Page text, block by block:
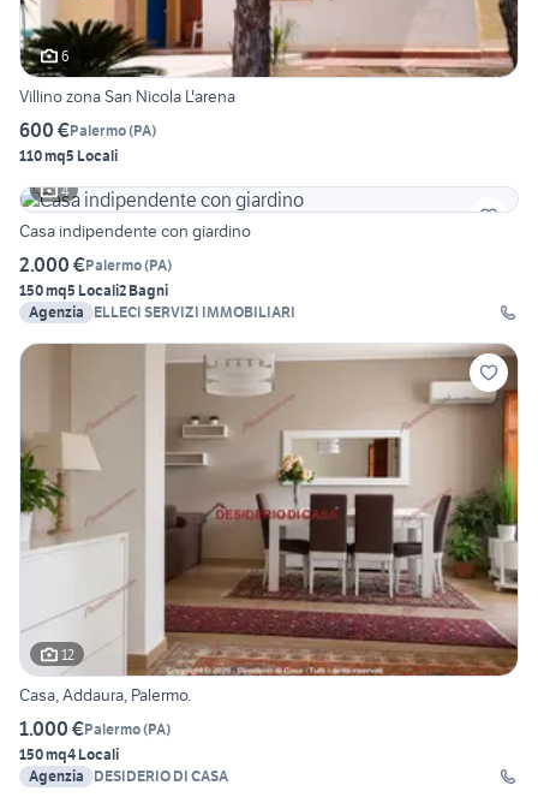
6
Villino zona San Nicola L'arena
600 €Palermo(PA)
110 mq5 Locali
4
Casa indipendente con giardino
2.000 €Palermo(PA)
150 mq5 Locali2 Bagni
Agenzia
ELLECI SERVIZI IMMOBILIARI
12
Casa, Addaura, Palermo.
1.000 €Palermo(PA)
150 mq4 Locali
Agenzia
DESIDERIO DI CASA